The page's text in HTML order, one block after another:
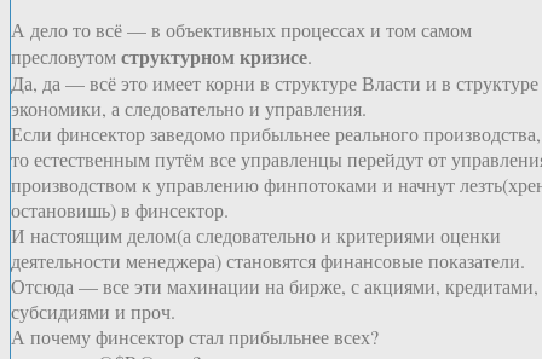
А дело то всё — в объективных процессах и том самом
пресловутомструктурном кризисе.
Да, да — всё это имеет корни в структуре Власти и в структуре
экономики, а следовательно и управления.
Если финсектор заведомо прибыльнее реального производства,
то естественным путём все управленцы перейдут от
производством к управлению финпотоками и начнут
остановишь) в финсектор.
И настоящим делом(а следовательно и критериями оценки
деятельности менеджера) становятся финансовые показатели.
Отсюда — все эти махинации на бирже, с акциями, кредитами,
субсидиями и проч.
А почему финсектор стал прибыльнее всех?